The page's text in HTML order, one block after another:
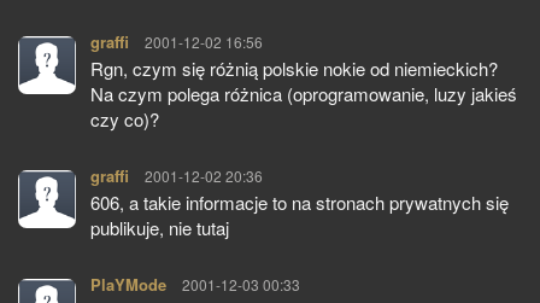
graffi pisze:
2001-12-02 16:56
Rgn, czym się różnią polskie nokie od niemieckich?
Na czym polega różnica (oprogramowanie, luzy jakieś
czy co)?
graffi pisze:
2001-12-02 20:36
606, a takie informacje to na stronach prywatnych się
publikuje, nie tutaj
PlaYMode pisze:
2001-12-03 00:33